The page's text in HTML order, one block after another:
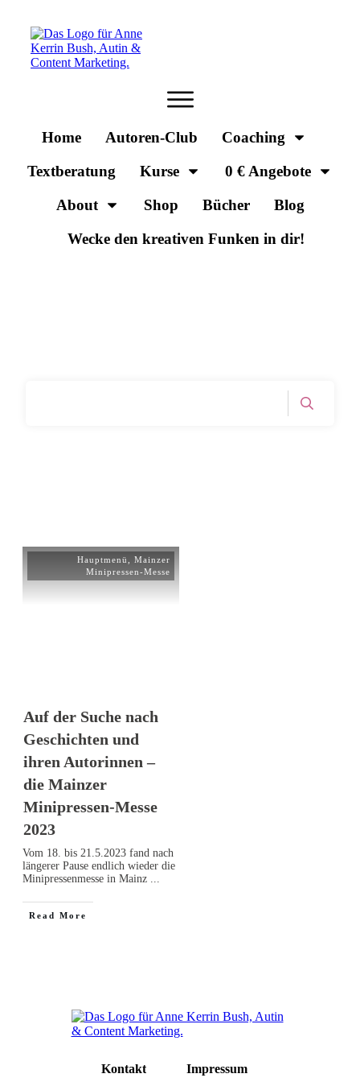
Home Autoren-Club
Coaching
Textberatung
Kurse
0 € Angebote
About
Shop Bücher
Blog
Wecke den kreativen Funken in dir!
Hauptmenü
Mainzer
Minipressen-Messe
Auf der Suche nach
Geschichten und
ihren Autorinnen –
die Mainzer
Minipressen-Messe
2023
Vom 18. bis 21.5.2023 fand nach
längerer Pause endlich wieder die
Minipressenmesse in Mainz
Read More
Kontakt Impressum